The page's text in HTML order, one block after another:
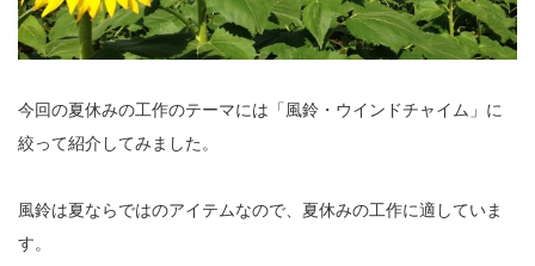
今回の夏休みの工作のテーマには「風鈴・ウインドチャイム」に
絞って紹介してみました。
風鈴は夏ならではのアイテムなので、夏休みの工作に適していま
す。